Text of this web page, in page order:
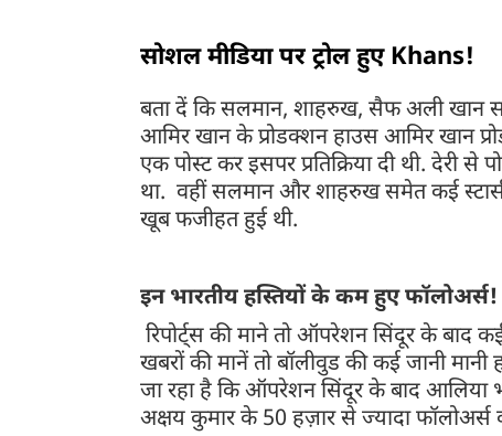
सोशल मीडिया पर ट्रोल हुए Khans!
बता दें कि सलमान, शाहरुख, सैफ अली खान
आमिर खान के प्रोडक्शन हाउस आमिर खान
एक पोस्ट कर इसपर प्रतिक्रिया दी थी. देरी
था. वहीं सलमान और शाहरुख समेत कई
खूब फजीहत हुई थी.
इन भारतीय हस्तियों के कम हुए फॉलोअर्स!
रिपोर्ट्स की माने तो ऑपरेशन सिंदूर के बाद
खबरों की मानें तो बॉलीवुड की कई जानी मानी
जा रहा है कि ऑपरेशन सिंदूर के बाद आलिया
अक्षय कुमार के 50 हज़ार से ज्यादा फॉलोअर्स